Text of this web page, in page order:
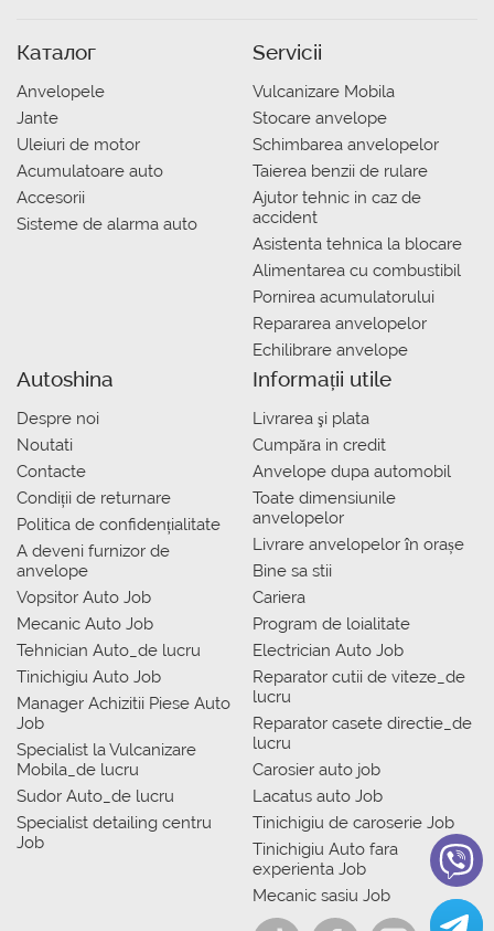
Каталог
Anvelopele
Jante
Uleiuri de motor
Acumulatoare auto
Accesorii
Sisteme de alarma auto
Servicii
Vulcanizare Mobila
Stocare anvelope
Schimbarea anvelopelor
Taierea benzii de rulare
Ajutor tehnic in caz de
accident
Asistenta tehnica la blocare
Alimentarea cu combustibil
Pornirea acumulatorului
Repararea anvelopelor
Echilibrare anvelope
Autoshina
Despre noi
Noutati
Contacte
Condiții de returnare
Politica de confidențialitate
A deveni furnizor de
anvelope
Vopsitor Auto Job
Mecanic Auto Job
Tehnician Auto_de lucru
Tinichigiu Auto Job
Manager Achizitii Piese Auto
Job
Specialist la Vulcanizare
Mobila_de lucru
Sudor Auto_de lucru
Specialist detailing centru
Job
Informații utile
Livrarea şi plata
Сumpăra in credit
Anvelope dupa automobil
Toate dimensiunile
anvelopelor
Livrare anvelopelor în orașe
Bine sa stii
Cariera
Program de loialitate
Electrician Auto Job
Reparator cutii de viteze_de
lucru
Reparator casete directie_de
lucru
Carosier auto job
Lacatus auto Job
Tinichigiu de caroserie Job
Tinichigiu Auto fara
experienta Job
Mecanic sasiu Job